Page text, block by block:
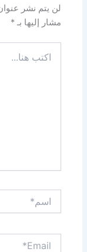
لن يتم نشر
مشار إليها بـ*
هنا...